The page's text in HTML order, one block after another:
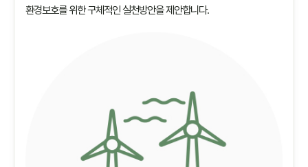
환경보호를 위한 구체적인 실천방안을 제안합니다.